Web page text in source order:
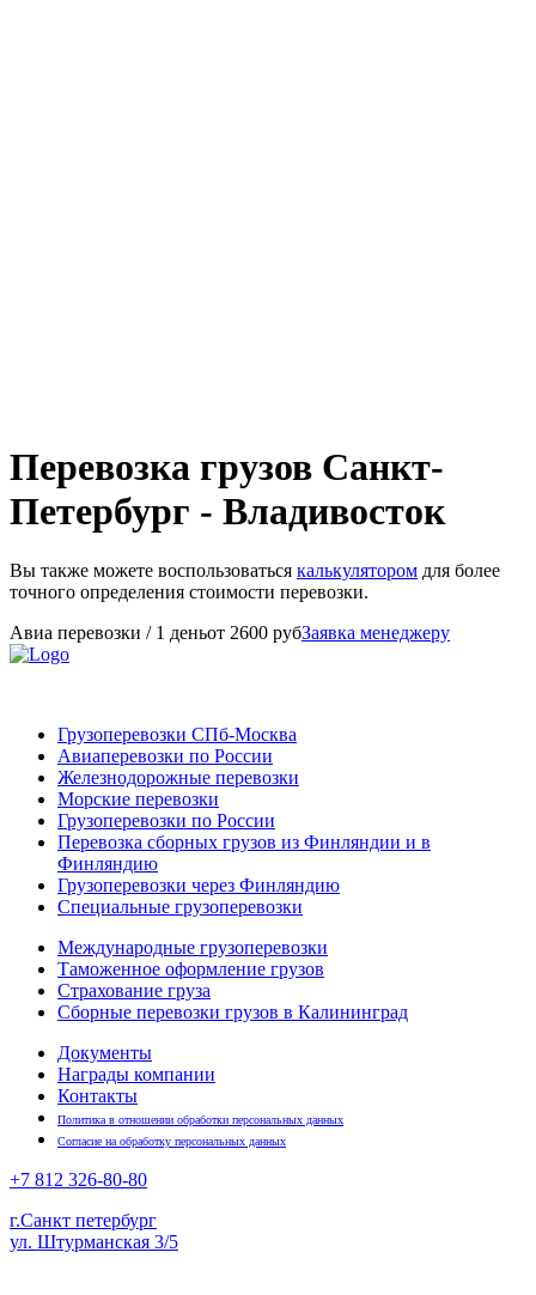
Перевозка грузов Санкт-
Петербург - Владивосток
Вы также можете воспользоваться калькулятором для более
точного определения стоимости перевозки.
Авиа перевозки / 1 деньот 2600 рубЗаявка менеджеру
Грузоперевозки СПб-Москва
Авиаперевозки по России
Железнодорожные перевозки
Морские перевозки
Грузоперевозки по России
Перевозка сборных грузов из Финляндии и в
Финляндию
Грузоперевозки через Финляндию
Специальные грузоперевозки
Международные грузоперевозки
Таможенное оформление грузов
Страхование груза
Сборные перевозки грузов в Калининград
Документы
Награды компании
Контакты
Политика в отношении обработки персональных данных
Согласие на обработку персональных данных
+7 812 326-80-80
г.Санкт петербург
ул. Штурманская 3/5